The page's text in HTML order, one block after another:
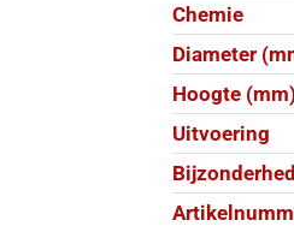
Chemie
Diameter
Hoogte (mm)
Uitvoering